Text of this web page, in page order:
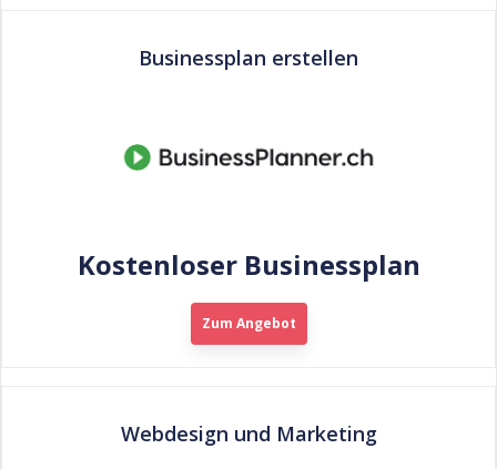
Businessplan erstellen
Kostenloser Businessplan
Zum Angebot
Webdesign und Marketing